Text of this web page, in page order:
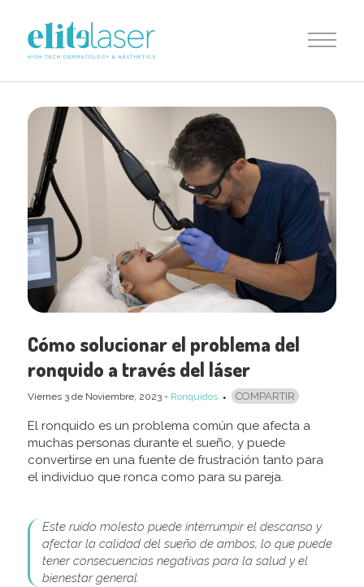
Cómo solucionar el problema del
ronquido a través del láser
Viernes 3 deNoviembre, 2023- Ronquidos COMPARTIR
El ronquido es un problema común que afecta a
muchas personas durante el sueño, y puede
convertirse en una fuente de frustración tanto para
el individuo que ronca como para su pareja.
Este ruido molesto puede interrumpir el descanso y
afectar la calidad del sueño de ambos, lo que puede
tener consecuencias negativas para la salud y el
bienestar general.